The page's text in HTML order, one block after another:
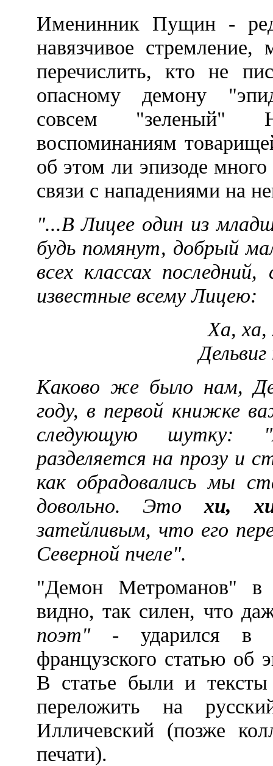
Именинник Пущин -
навязчивое
перечислить, кто не
опасному демону
совсем "зеленый"
воспоминаниям
об этом ли эпизоде
связи с нападениями на
"...В Лицее один из
будь помянут, добрый
всех классах
известные всему Лицею:
Ха, ха,
Каково же было нам,
году, в первой книжке
следующую шутку:
разделяется на прозу и
как обрадовались мы
довольно. Этохи,
затейливым, что его
Северной пчеле".
"Демон Метроманов" в
видно, так силен, что
поэт"- ударился в
французского статью об
В статье были и тексты
переложить на
Илличевский (позже
печати).